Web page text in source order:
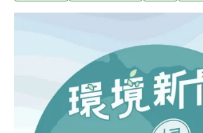
一進入拆廠階段 台電規劃「貯存庫」
自1978年開始運轉，2019年執照屆滿
計畫，通過環保署環評、取得原能會
除役階段，成為全台首座邁入除役的
總發電量約3380億度。核一廠除役計
前八年為「過渡階段」，接續12年「